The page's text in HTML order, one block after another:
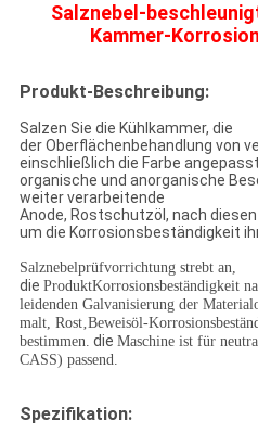
Salznebel-
Kammer-
Produkt-Beschreibung:
Salzen Sie die Kühlkammer, die
der Oberflächenbehandlung von
einschließlich die Farbe
organische und anorganische
weiter verarbeitende
Anode, Rostschutzöl, nach
um die Korrosionsbeständigkeit
Salznebelprüfvorrichtung strebt an,
die ProduktKorrosionsbeständigkeit
leidenden Galvanisierung der
malt, Rost‚Beweisöl-
bestimmen. die Maschine ist für
CASS) passend.
Spezifikation: